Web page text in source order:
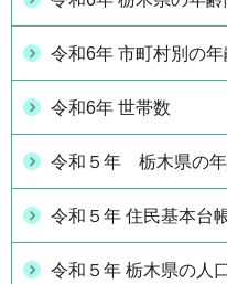
令和6年 市町村別の
令和6年 世帯数
令和５年 栃木県の年
令和５年 住民基本台
令和５年 栃木県の人